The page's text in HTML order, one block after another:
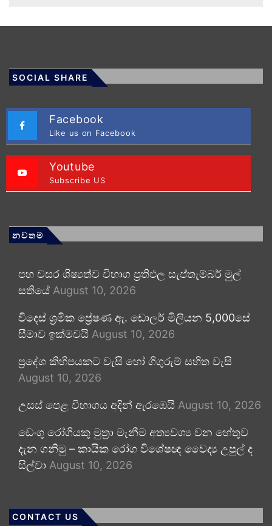
SOCIAL SHARE
Facebook
Like us on Facebook
Youtube
Subscribe US
නවතම
පහ වසර ශිෂ්‍යත්ව විභාග ප්‍රතිඵල සැප්තැම්බර් මුල්
සතියේ August 10, 2026
විදෙස් ශ්‍රමික ප්‍රේෂණ ඇ. ඩොලර් මිලියන 5,000සේ
සීමාව ඉක්මවයි August 10, 2026
ප්‍රදේශ කිහිපයකට වැසි හෝ ගිගුරුම් සහිත වැසි
August 10, 2026
උසස් පෙළ විභාගය අදින් ඇරඹෙයි August 10, 2026
ඩෙංගු රෝගියකු ⁣මුත්‍රා මැනීම අත්‍යවශ්‍ය වන හේතුව
දැන ගනිමු – කායික රෝග විශේෂඥ වෛද්‍ය උපුල් ද
සිල්වා August 10, 2026
CONTACT US